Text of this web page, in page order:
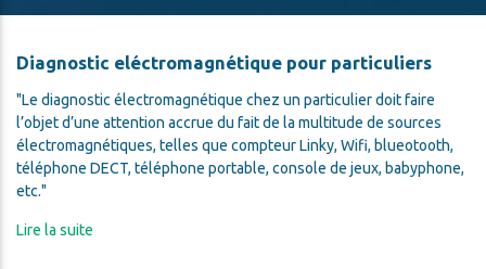
Diagnostic eléctromagnétique pour particuliers
Le diagnostic électromagnétique chez un particulier doit faire
l’objet d’une attention accrue du fait de la multitude de sources
électromagnétiques, telles que compteur Linky, Wifi, blueotooth,
téléphone DECT, téléphone portable, console de jeux, babyphone,
etc.
Lire la suite